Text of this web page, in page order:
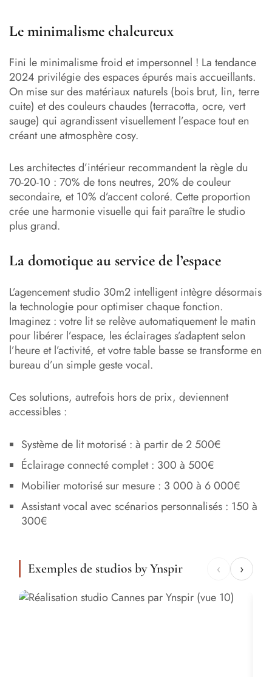
Le minimalisme chaleureux
Fini le minimalisme froid et impersonnel ! La tendance
2024 privilégie des espaces épurés mais accueillants.
On mise sur des matériaux naturels (bois brut, lin, terre
cuite) et des couleurs chaudes (terracotta, ocre, vert
sauge) qui agrandissent visuellement l’espace tout en
créant une atmosphère cosy.
Les architectes d’intérieur recommandent la règle du
70-20-10 : 70% de tons neutres, 20% de couleur
secondaire, et 10% d’accent coloré. Cette proportion
crée une harmonie visuelle qui fait paraître le studio
plus grand.
La domotique au service de l’espace
L’agencement studio 30m2 intelligent intègre désormais
la technologie pour optimiser chaque fonction.
Imaginez : votre lit se relève automatiquement le matin
pour libérer l’espace, les éclairages s’adaptent selon
l’heure et l’activité, et votre table basse se transforme en
bureau d’un simple geste vocal.
Ces solutions, autrefois hors de prix, deviennent
accessibles :
Système de lit motorisé : à partir de 2 500€
Éclairage connecté complet : 300 à 500€
Mobilier motorisé sur mesure : 3 000 à 6 000€
Assistant vocal avec scénarios personnalisés : 150 à
300€
Exemples de studios by Ynspir ‹ ›